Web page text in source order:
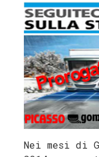
Nei mesi di